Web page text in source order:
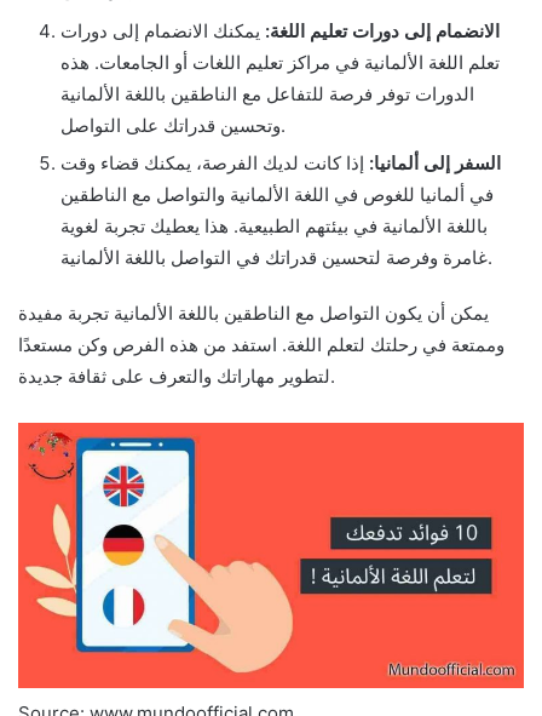
الانضمام إلى دورات تعليم اللغة: يمكنك الانضمام إلى دورات
تعلم اللغة الألمانية في مراكز تعليم اللغات أو الجامعات. هذه
الدورات توفر فرصة للتفاعل مع الناطقين باللغة الألمانية
وتحسين قدراتك على التواصل.
السفر إلى ألمانيا: إذا كانت لديك الفرصة، يمكنك قضاء وقت
في ألمانيا للغوص في اللغة الألمانية والتواصل مع الناطقين
باللغة الألمانية في بيئتهم الطبيعية. هذا يعطيك تجربة لغوية
غامرة وفرصة لتحسين قدراتك في التواصل باللغة الألمانية.
يمكن أن يكون التواصل مع الناطقين باللغة الألمانية تجربة مفيدة
وممتعة في رحلتك لتعلم اللغة. استفد من هذه الفرص وكن مستعدًا
لتطوير مهاراتك والتعرف على ثقافة جديدة.